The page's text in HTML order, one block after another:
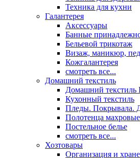
Техника для кухни
Галантерея
Аксессуары
Банные
Бельевой трикотаж
Визаж, маникюр,
Кожгалантерея
смотреть все...
Домашний текстиль
Домашний текстиль
Кухонный текстиль
Пледы. Покрывала.
Полотенца махровые
Постельное белье
смотреть все...
Хозтовары
Организация и